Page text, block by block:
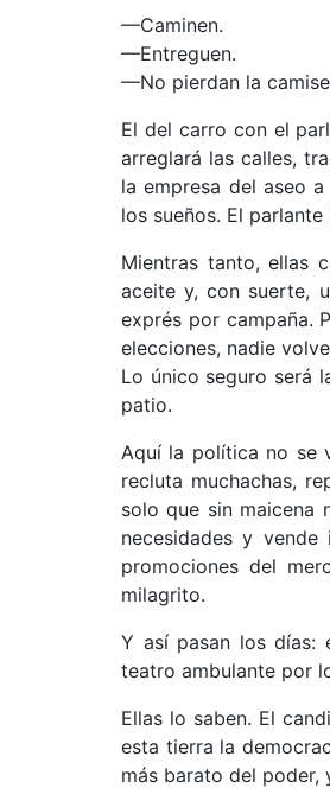
—Caminen.
—Entreguen.
—No pierdan la
El del carro con el
arreglará las calles,
la empresa del aseo
los sueños. El
Mientras tanto, ellas
aceite y, con suerte,
exprés por campaña.
elecciones, nadie
Lo único seguro será
patio.
Aquí la política no se
recluta muchachas,
solo que sin maicena
necesidades y
promociones del
milagrito.
Y así pasan los días:
teatro ambulante por
Ellas lo saben. El
esta tierra la
más barato del poder,